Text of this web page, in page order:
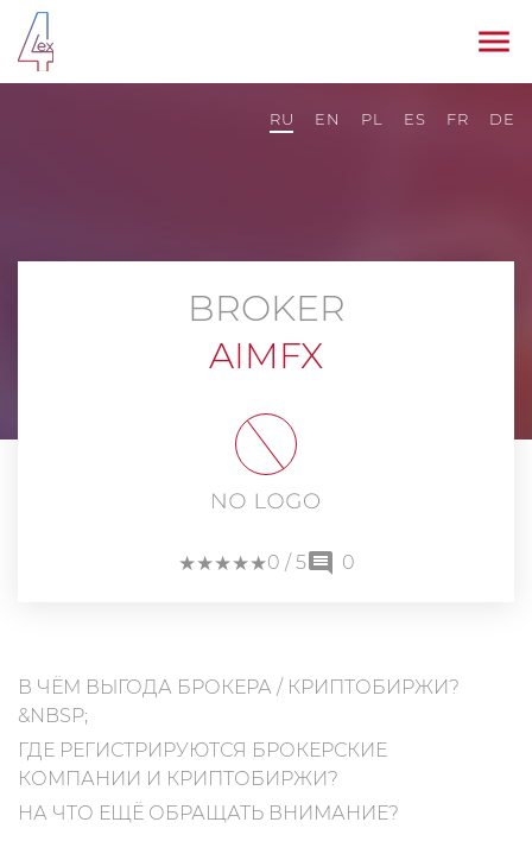
RU EN PL ES FR DE
BROKER
AIMFX
★★
★★
★★
★★
★★
0 / 5 0
В ЧЁМ ВЫГОДА БРОКЕРА / КРИПТОБИРЖИ?
&NBSP;
ГДЕ РЕГИСТРИРУЮТСЯ БРОКЕРСКИЕ
КОМПАНИИ И КРИПТОБИРЖИ?
НА ЧТО ЕЩЁ ОБРАЩАТЬ ВНИМАНИЕ?